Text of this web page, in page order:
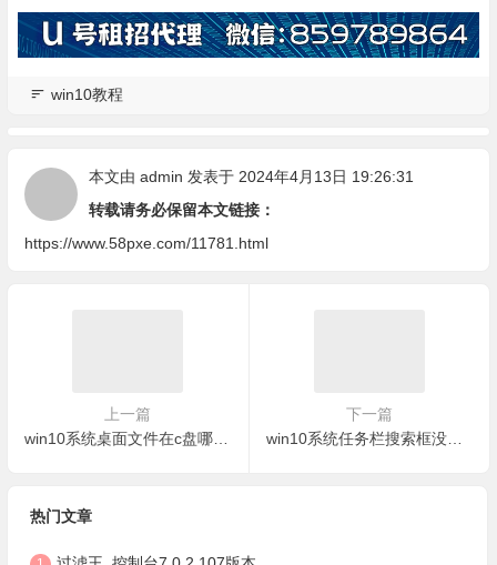
win10教程
本文由 admin 发表于 2024年4月13日 19:26:31
转载请务必保留本文链接：
https://www.58pxe.com/11781.html
上一篇
win10系统桌面文件在c盘哪个文件夹
下一篇
win10系统任务栏搜索框没反应
热门文章